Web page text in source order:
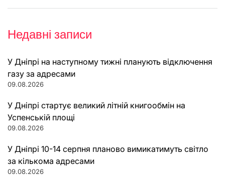
Недавні записи
У Дніпрі на наступному тижні планують відключення
газу за адресами
09.08.2026
У Дніпрі стартує великий літній книгообмін на
Успенській площі
09.08.2026
У Дніпрі 10-14 серпня планово вимикатимуть світло
за кількома адресами
09.08.2026